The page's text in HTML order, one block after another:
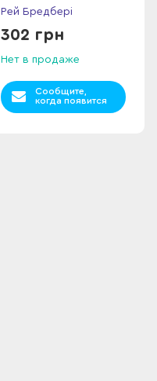
Рей Бредбері
302 грн
Нет в продаже
Сообщите,
когда появится